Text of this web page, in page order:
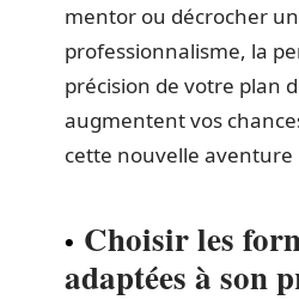
mentor ou décrocher
professionnalisme, la
précision de votre plan
augmentent vos
cette nouvelle
Choisir les
adaptées à son